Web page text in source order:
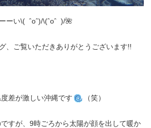
ーい\( ˆoˆ)/\(ˆoˆ )/🌺
、ご覧いただきありがとうございます!!
差が激しい沖縄です （笑）
すが、9時ごろから太陽が顔を出して暖か